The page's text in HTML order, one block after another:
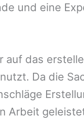
und eine
das
Da die
Arbeit